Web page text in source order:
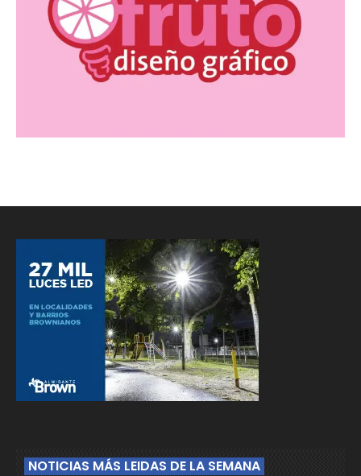
NOTICIAS MÁS LEIDAS DE LA SEMANA